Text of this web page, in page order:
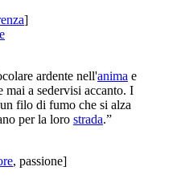
]
ardente nell'anima e
mai a sedervisi accanto. I
filo di fumo che si alza
per la loro strada.”
, passione]